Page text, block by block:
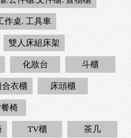
作桌. 工具車
雙人床組床架
化妝台 斗櫃
衣櫃 床頭櫃
椅
TV櫃 茶几